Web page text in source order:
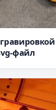
файл